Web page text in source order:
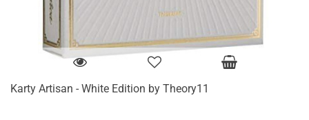
Karty Artisan - White Edition by Theory11